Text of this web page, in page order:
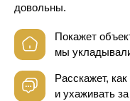
довольны.
Покажет
мы
Расскажет,
и ухаживать